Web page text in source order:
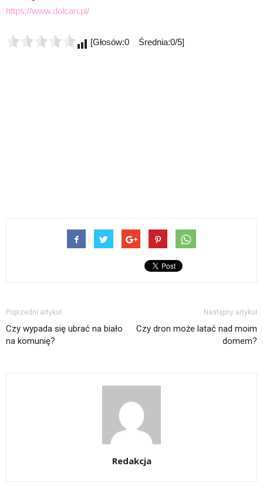
https://www.dolcan.pl/
[Głosów:0 Średnia:0/5]
Poprzedni artykuł
Czy wypada się ubrać na biało
na komunię?
Następny artykuł
Czy dron może latać nad moim
domem?
Redakcja